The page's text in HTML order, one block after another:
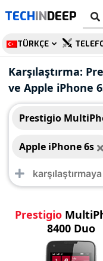
TECHINDEEP
TÜRKÇE
Karşılaştırma:
ve Apple iPhone
Prestigio
Apple iPhone 6s
Prestigio
8400 Duo
Prestigio
8400 Duo